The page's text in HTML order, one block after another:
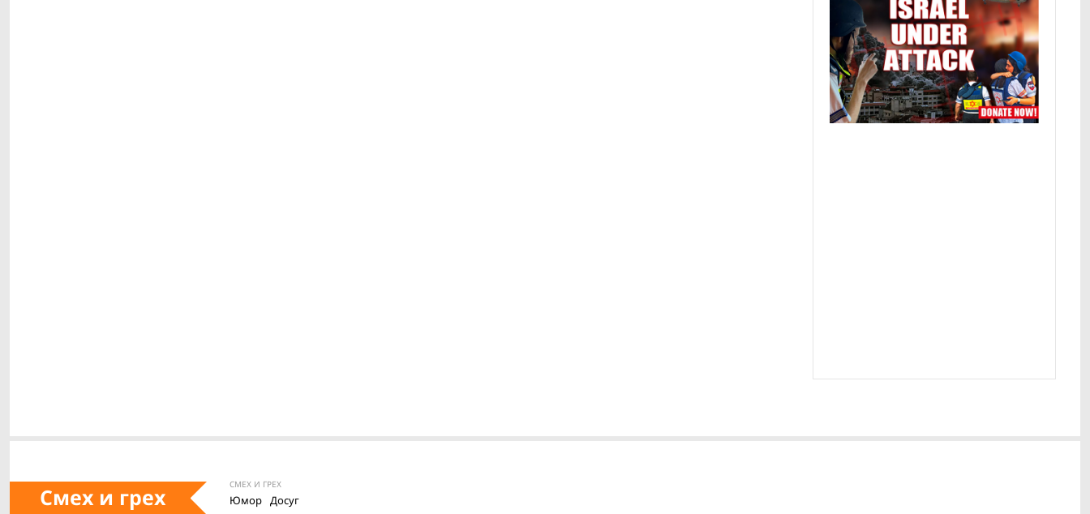
Смех и грех СМЕХ И ГРЕХ
Юмор Досуг